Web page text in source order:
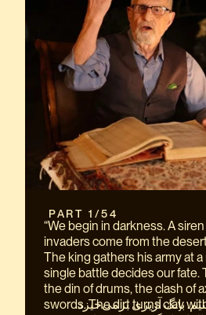
PART 1/54
“We begin in darkness. A
invaders come from the
The king gathers his army at
single battle decides our fate.
the din of drums, the clash of
swords. The dirt turns clay
بانگ آژیری برمی‌خیزد.